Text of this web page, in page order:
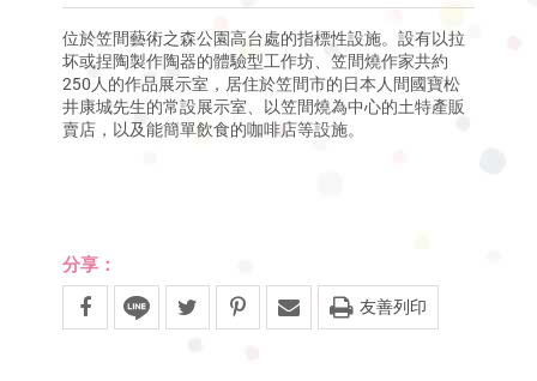
位於笠間藝術之森公園高台處的指標性設施。設有以拉
坏或捏陶製作陶器的體驗型工作坊、笠間燒作家共約
250人的作品展示室，居住於笠間市的日本人間國寶松
井康城先生的常設展示室、以笠間燒為中心的土特產販
賣店，以及能簡單飲食的咖啡店等設施。
分享：
友善列印